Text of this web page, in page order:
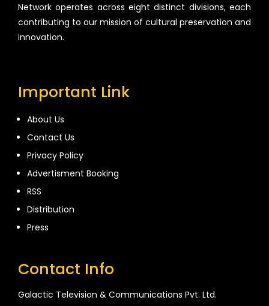
Network operates across eight distinct divisions, each
contributing to our mission of cultural preservation and
innovation.
Important Link
About Us
Contact Us
Privacy Policy
Advertisment Booking
RSS
Distribution
Press
Contact Info
Galactic Television & Communications Pvt. Ltd.